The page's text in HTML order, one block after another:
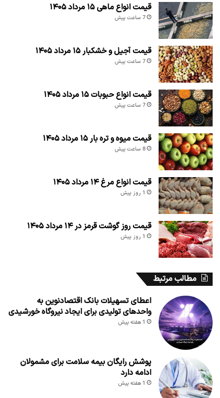
قیمت انواع ماهی ۱۵ مرداد ۱۴۰۵
7 ساعت پیش
قیمت آجیل و خشکبار ۱۵ مرداد ۱۴۰۵
7 ساعت پیش
قیمت انواع حبوبات ۱۵ مرداد ۱۴۰۵
7 ساعت پیش
قیمت میوه و تره بار ۱۵ مرداد ۱۴۰۵
8 ساعت پیش
قیمت انواع مرغ ۱۴ مرداد ۱۴۰۵
1 روز پیش
قیمت روز گوشت قرمز در ۱۴ مرداد ۱۴۰۵
1 روز پیش
مطالب مرتبط
اعطای تسهیلات بانک اقتصادنوین به
واحدهای تولیدی برای ایجاد نیروگاه خورشیدی
1 هفته پیش
پوشش رایگان بیمه سلامت برای مشمولان
ادامه دارد
1 هفته پیش